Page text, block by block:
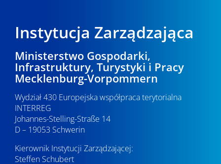
Instytucja Zarządzająca
Ministerstwo Gospodarki,
Infrastruktury, Turystyki i Pracy
Mecklenburg-Vorpommern
Wydział 430 Europejska współpraca terytorialna
INTERREG
Johannes-Stelling-Straße 14
D – 19053 Schwerin
Kierownik Instytucji Zarządzającej:
Steffen Schubert